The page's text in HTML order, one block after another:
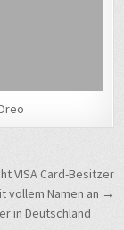
VISA Card-Besitzer
vollem Namen an →
in Deutschland